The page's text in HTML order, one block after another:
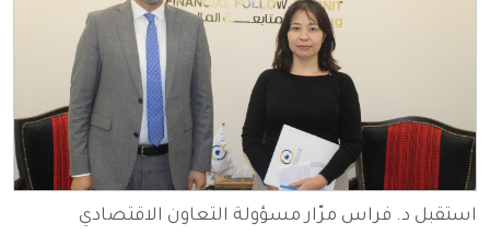
استقبل د. فراس مرّار مسؤولة التعاون الاقتصادي